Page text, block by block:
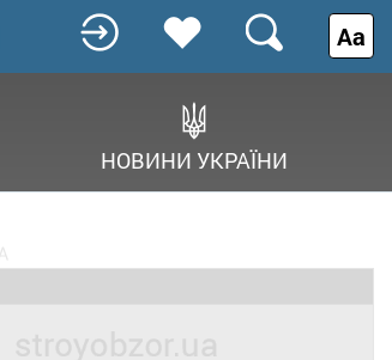
НОВИНИ УКРАЇНИ
Аа